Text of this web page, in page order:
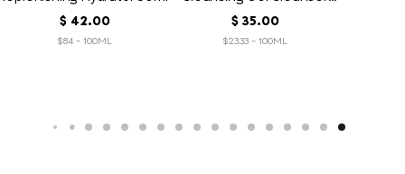
42.00
$
$84 - 100ML
Liquid 150ml
35.00
‏
$
$23.33 - 100ML